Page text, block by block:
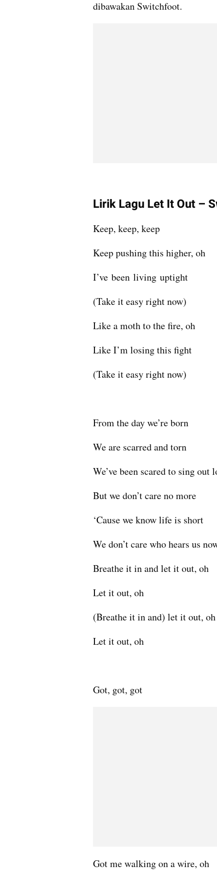
dibawakan Switchfoot.
Lirik Lagu Let It Out –
Keep, keep, keep
Keep pushing this higher, oh
I’ve been living uptight
(Take it easy right now)
Like a moth to the fire, oh
Like I’m losing this fight
(Take it easy right now)
From the day we’re born
We are scarred and torn
We’ve been scared to sing out
But we don’t care no more
‘Cause we know life is short
We don’t care who hears us
Breathe it in and let it out, oh
Let it out, oh
(Breathe it in and) let it out, oh
Let it out, oh
Got, got, got
Got me walking on a wire, oh